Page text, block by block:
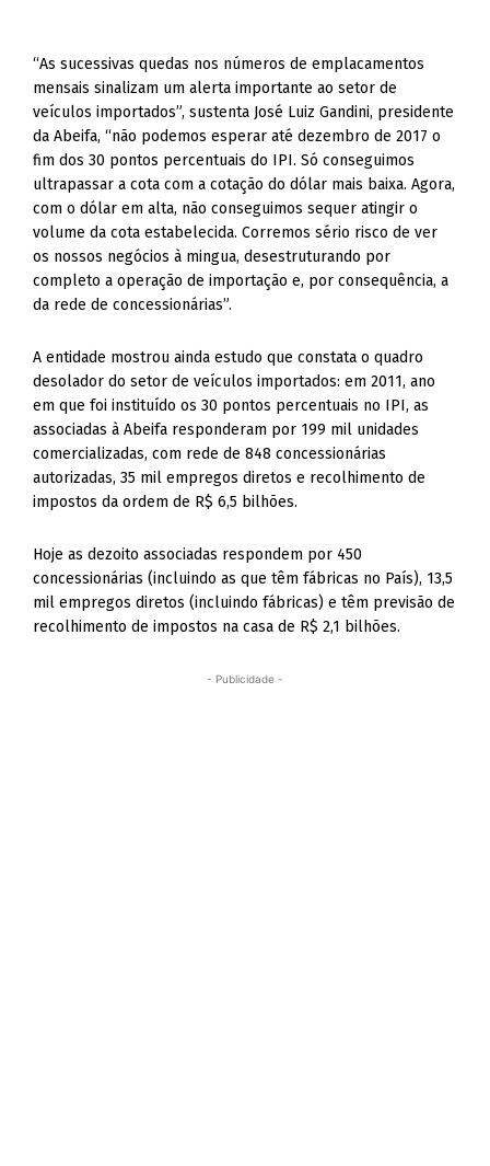
“As sucessivas quedas nos números de emplacamentos
mensais sinalizam um alerta importante ao setor de
veículos importados”, sustenta José Luiz Gandini, presidente
da Abeifa, “não podemos esperar até dezembro de 2017 o
fim dos 30 pontos percentuais do IPI. Só conseguimos
ultrapassar a cota com a cotação do dólar mais baixa. Agora,
com o dólar em alta, não conseguimos sequer atingir o
volume da cota estabelecida. Corremos sério risco de ver
os nossos negócios à mingua, desestruturando por
completo a operação de importação e, por consequência, a
da rede de concessionárias”.
A entidade mostrou ainda estudo que constata o quadro
desolador do setor de veículos importados: em 2011, ano
em que foi instituído os 30 pontos percentuais no IPI, as
associadas à Abeifa responderam por 199 mil unidades
comercializadas, com rede de 848 concessionárias
autorizadas, 35 mil empregos diretos e recolhimento de
impostos da ordem de R$ 6,5 bilhões.
Hoje as dezoito associadas respondem por 450
concessionárias (incluindo as que têm fábricas no País), 13,5
mil empregos diretos (incluindo fábricas) e têm previsão de
recolhimento de impostos na casa de R$ 2,1 bilhões.
- Publicidade -